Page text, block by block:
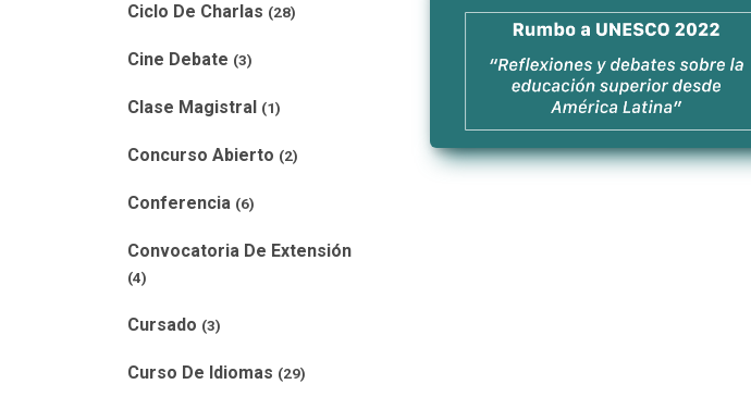
Ciclo De Charlas (28)
Cine Debate (3)
Clase Magistral (1)
Concurso Abierto (2)
Conferencia (6)
Convocatoria De Extensión
(4)
Cursado (3)
Curso De Idiomas (29)